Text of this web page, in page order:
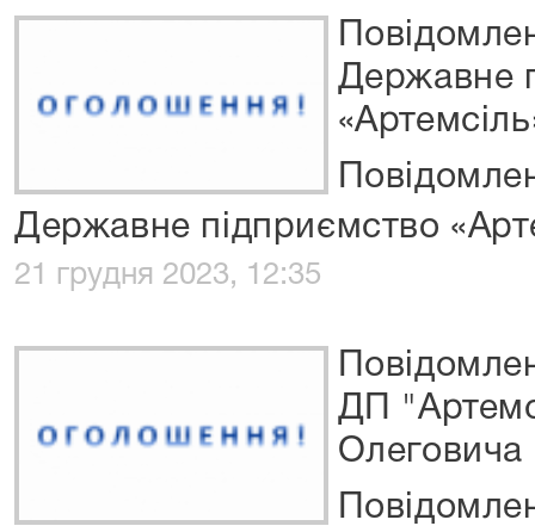
Державне
Державне підприємство
21 грудня 2023, 12:35
ДП
Олеговича